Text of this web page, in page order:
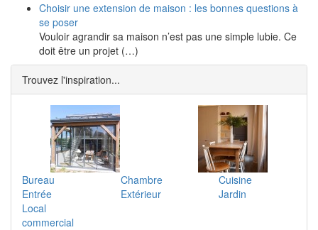
Choisir une extension de maison : les bonnes questions à
se poser
Vouloir agrandir sa maison n’est pas une simple lubie. Ce
doit être un projet (…)
Trouvez l'inspiration...
Bureau Chambre
Cuisine
Entrée
Extérieur
Jardin
Local
commercial